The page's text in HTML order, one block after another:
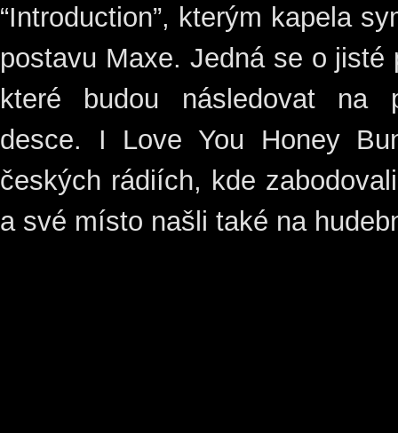
“Introduction”, kterým kapela
postavu Maxe. Jedná se o
které budou následovat na
desce. I Love You Honey
českých rádiích, kde
a své místo našli také na